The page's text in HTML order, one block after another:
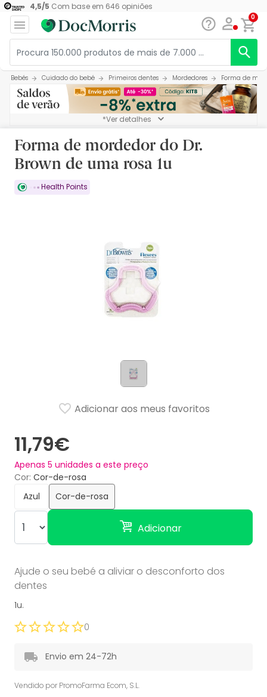
4,5/5 Com base em 646 opiniões
0
Bebés Cuidado do bebé Primeiros dentes Mordedores Forma de
*Ver detalhes
Forma de mordedor do Dr.
Brown de uma rosa 1u
Health Points
11,79€
Apenas 5 unidades a este preço
Cor
Cor-de-rosa
Azul
Cor-de-rosa
Adicionar
Adicionar aos meus favoritos
Ajude o seu bebé a aliviar o desconforto dos
dentes
1u.
0
Envio em 24-72h
Vendido por PromoFarma Ecom, S.L.